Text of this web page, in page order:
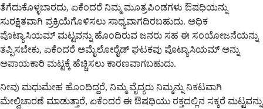
ತೆಗೆದುಕೊಳ್ಳಬಾರದು, ಏಕೆಂದರೆ ನಿಮ್ಮ ಮೂತ್ರಪಿಂಡಗಳು ಔಷಧಿಯನ್ನು
ಸುರಕ್ಷಿತವಾಗಿ ಪ್ರಕ್ರಿಯೆಗೊಳಿಸಲು ಸಾಧ್ಯವಾಗದಿರಬಹುದು. ಅಧಿಕ
ಪೊಟ್ಯಾಸಿಯಮ್ ಮಟ್ಟವನ್ನು ಹೊಂದಿರುವ ಜನರು ಸಹ ಈ ಸಂಯೋಜನೆಯನ್ನು
ತಪ್ಪಿಸಬೇಕು, ಏಕೆಂದರೆ ಅಮೈಲೋರೈಡ್ ಘಟಕವು ಪೊಟ್ಯಾಸಿಯಮ್ ಅನ್ನು
ಅಪಾಯಕಾರಿ ಮಟ್ಟಕ್ಕೆ ಹೆಚ್ಚಿಸಲು ಕಾರಣವಾಗಬಹುದು.
ನೀವು ಮಧುಮೇಹ ಹೊಂದಿದ್ದರೆ, ನಿಮ್ಮ ವೈದ್ಯರು ನಿಮ್ಮನ್ನು ನಿಕಟವಾಗಿ
ಮೇಲ್ವಿಚಾರಣೆ ಮಾಡುತ್ತಾರೆ, ಏಕೆಂದರೆ ಈ ಔಷಧಿಯು ರಕ್ತದಲ್ಲಿನ ಸಕ್ಕರೆ ಮಟ್ಟವನ್ನು